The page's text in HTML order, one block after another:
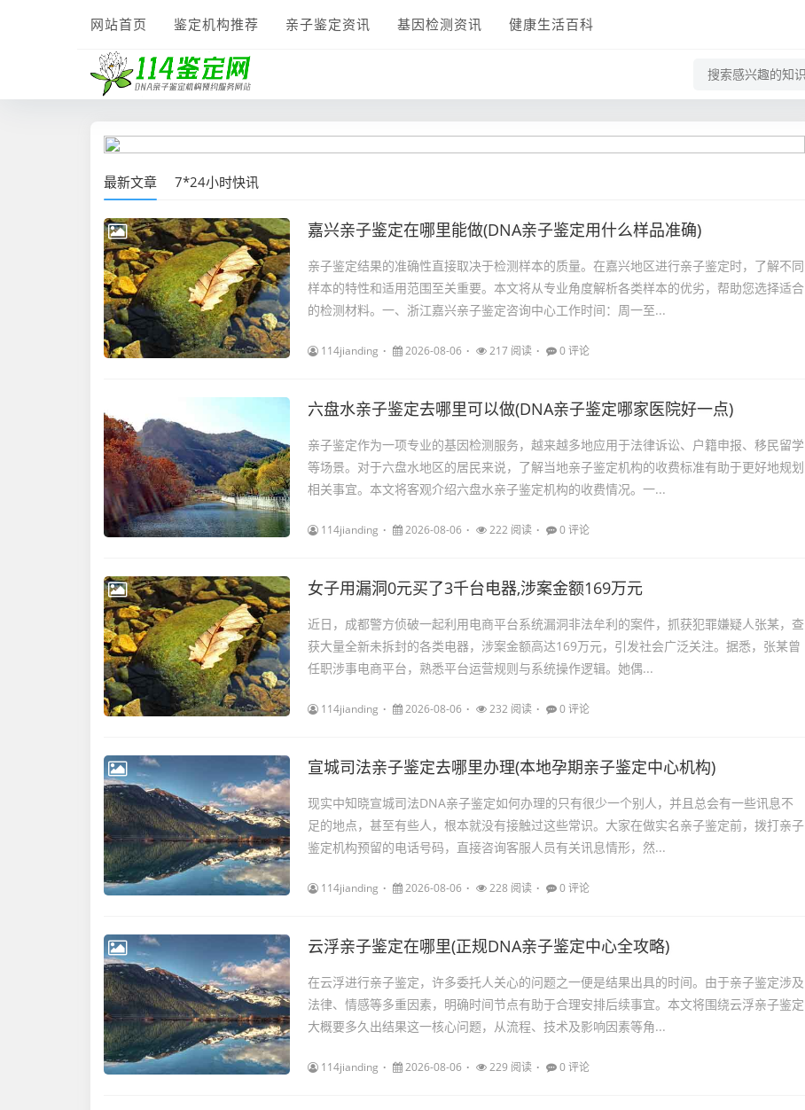
网站首页 鉴定机构推荐 亲子鉴定资讯 基因检测资讯 健康生活百科
最新文章 7*24小时快讯
嘉兴亲子鉴定在哪里能做(DNA亲子鉴定用什么样品准确)
亲子鉴定结果的准确性直接取决于检测样本的质量。在嘉兴地区进行亲子鉴定时，了解不同
样本的特性和适用范围至关重要。本文将从专业角度解析各类样本的优劣，帮助您选择适合
的检测材料。一、浙江嘉兴亲子鉴定咨询中心工作时间：周一至...
114jianding 2026-08-06 217 阅读 0 评论
六盘水亲子鉴定去哪里可以做(DNA亲子鉴定哪家医院好一点)
亲子鉴定作为一项专业的基因检测服务，越来越多地应用于法律诉讼、户籍申报、移民留学
等场景。对于六盘水地区的居民来说，了解当地亲子鉴定机构的收费标准有助于更好地规划
相关事宜。本文将客观介绍六盘水亲子鉴定机构的收费情况。一...
114jianding 2026-08-06 222 阅读 0 评论
女子用漏洞0元买了3千台电器,涉案金额169万元
近日，成都警方侦破一起利用电商平台系统漏洞非法牟利的案件，抓获犯罪嫌疑人张某，查
获大量全新未拆封的各类电器，涉案金额高达169万元，引发社会广泛关注。据悉，张某曾
任职涉事电商平台，熟悉平台运营规则与系统操作逻辑。她偶...
114jianding 2026-08-06 232 阅读 0 评论
宣城司法亲子鉴定去哪里办理(本地孕期亲子鉴定中心机构)
现实中知晓宣城司法DNA亲子鉴定如何办理的只有很少一个别人，并且总会有一些讯息不
足的地点，甚至有些人，根本就没有接触过这些常识。大家在做实名亲子鉴定前，拨打亲子
鉴定机构预留的电话号码，直接咨询客服人员有关讯息情形，然...
114jianding 2026-08-06 228 阅读 0 评论
云浮亲子鉴定在哪里(正规DNA亲子鉴定中心全攻略)
在云浮进行亲子鉴定，许多委托人关心的问题之一便是结果出具的时间。由于亲子鉴定涉及
法律、情感等多重因素，明确时间节点有助于合理安排后续事宜。本文将围绕云浮亲子鉴定
大概要多久出结果这一核心问题，从流程、技术及影响因素等角...
114jianding 2026-08-06 229 阅读 0 评论